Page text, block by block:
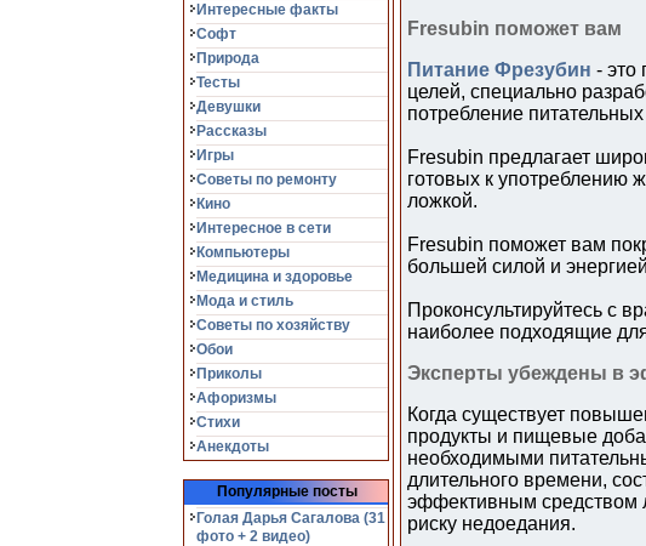
Интересные факты
Софт
Природа
Тесты
Девушки
Рассказы
Игры
Советы по ремонту
Кино
Интересное в сети
Компьютеры
Медицина и здоровье
Мода и стиль
Советы по хозяйству
Обои
Приколы
Афоризмы
Стихи
Анекдоты
Популярные посты
Голая Дарья Сагалова (31
фото + 2 видео)
Fresubin поможет вам
Питание Фрезубин - это
целей, специально
потребление
Fresubin предлагает
готовых к употреблению
ложкой.
Fresubin поможет вам
большей силой и
Проконсультируйтесь с
наиболее подходящие
Эксперты убеждены в
Когда существует
продукты и пищевые
необходимыми
длительного времени,
эффективным средством
риску недоедания.